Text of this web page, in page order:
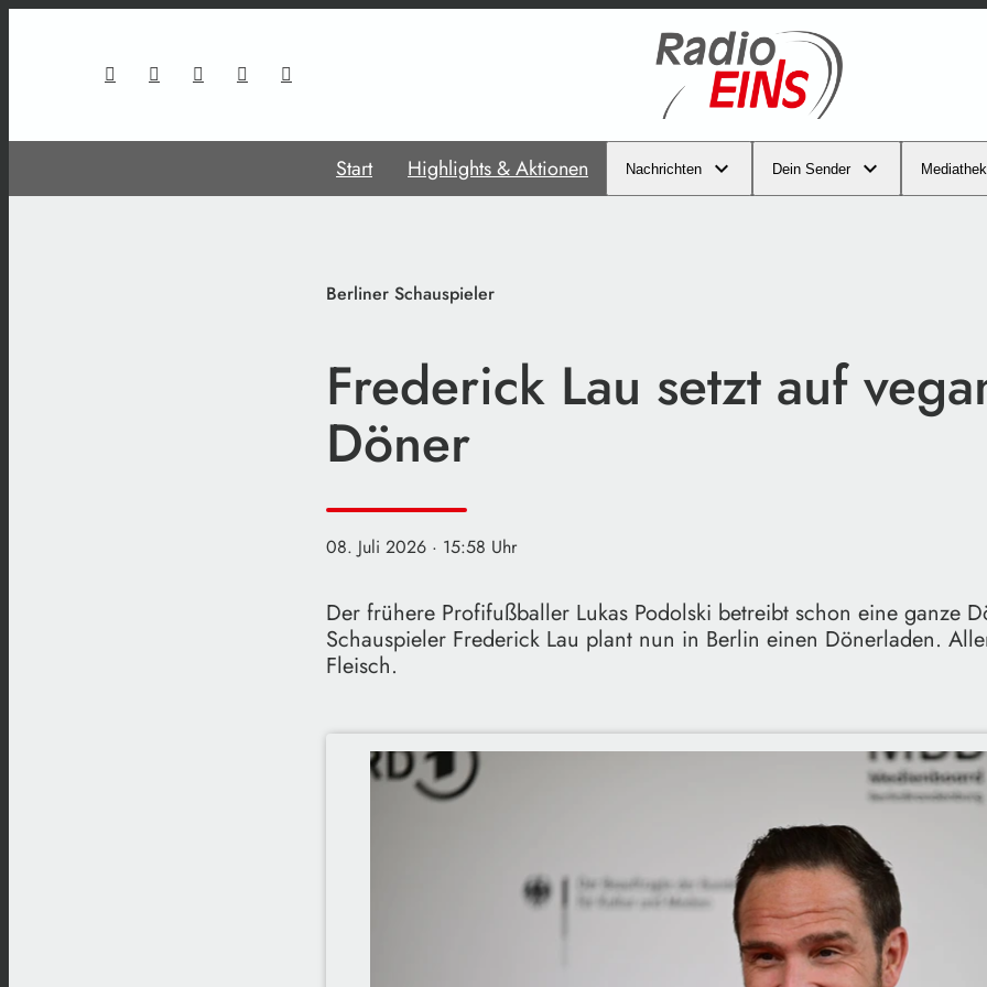
Start Highlights & Aktionen Nachrichten Dein Sender Mediathek
Berliner Schauspieler
Frederick Lau setzt auf
Döner
08. Juli 2026 · 15:58 Uhr
Der frühere Profifußballer Lukas Podolski betreibt schon eine ganze
Schauspieler Frederick Lau plant nun in Berlin einen Dönerladen.
Fleisch.